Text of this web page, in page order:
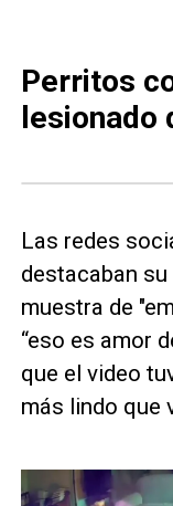
Perritos
lesionado
Las redes
destacaban
muestra de
“eso es amor
que el video
más lindo que